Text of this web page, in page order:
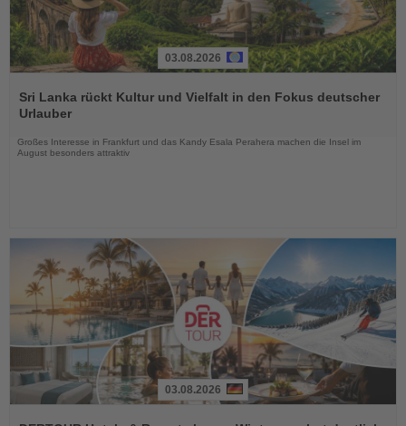
Sie
die
03.08.2026
Sri Lanka rückt Kultur und Vielfalt in den Fokus deutscher
Urlauber
Großes Interesse in Frankfurt und das Kandy Esala Perahera machen die Insel im
August besonders attraktiv
03.08.2026